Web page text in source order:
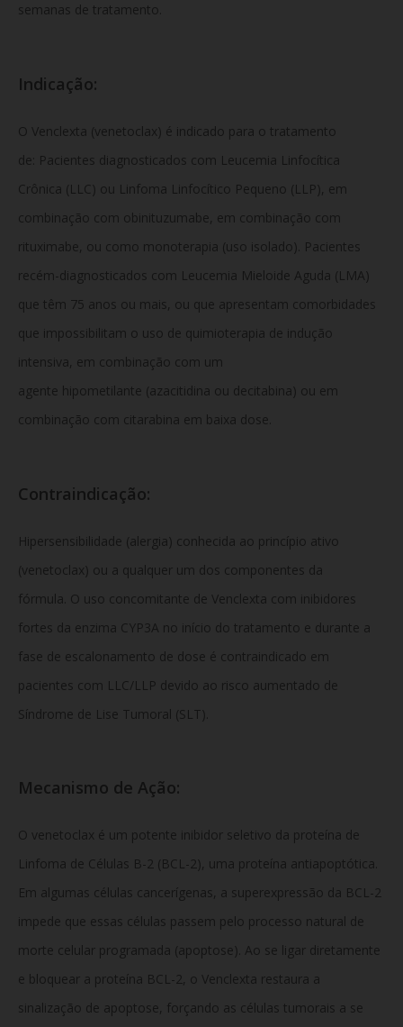
semanas de tratamento.
Indicação:
O Venclexta (venetoclax) é indicado para o tratamento
de: Pacientes diagnosticados com Leucemia Linfocítica
Crônica (LLC) ou Linfoma Linfocítico Pequeno (LLP), em
combinação com obinituzumabe, em combinação com
rituximabe, ou como monoterapia (uso isolado). Pacientes
recém-diagnosticados com Leucemia Mieloide Aguda (LMA)
que têm 75 anos ou mais, ou que apresentam comorbidades
que impossibilitam o uso de quimioterapia de indução
intensiva, em combinação com um
agente hipometilante (azacitidina ou decitabina) ou em
combinação com citarabina em baixa dose.
Contraindicação:
Hipersensibilidade (alergia) conhecida ao princípio ativo
(venetoclax) ou a qualquer um dos componentes da
fórmula. O uso concomitante de Venclexta com inibidores
fortes da enzima CYP3A no início do tratamento e durante a
fase de escalonamento de dose é contraindicado em
pacientes com LLC/LLP devido ao risco aumentado de
Síndrome de Lise Tumoral (SLT).
Mecanismo de Ação:
O venetoclax é um potente inibidor seletivo da proteína de
Linfoma de Células B-2 (BCL-2), uma proteína antiapoptótica.
Em algumas células cancerígenas, a superexpressão da BCL-2
impede que essas células passem pelo processo natural de
morte celular programada (apoptose). Ao se ligar diretamente
e bloquear a proteína BCL-2, o Venclexta restaura a
sinalização de apoptose, forçando as células tumorais a se